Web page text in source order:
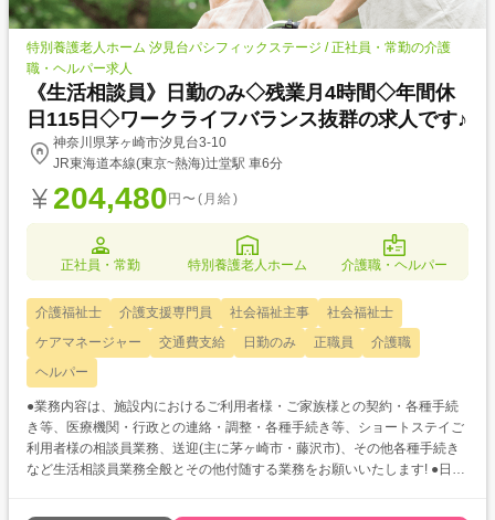
特別養護老人ホーム 汐見台パシフィックステージ / 正社員・常勤の介護
職・ヘルパー求人
《生活相談員》日勤のみ◇残業月4時間◇年間休
日115日◇ワークライフバランス抜群の求人です♪
神奈川県茅ヶ崎市汐見台3-10
JR東海道本線(東京~熱海)辻堂駅 車6分
204,480 円〜(月給)
正社員・常勤 特別養護老人ホーム 介護職・ヘルパー
介護福祉士 介護支援専門員 社会福祉主事
社会福祉士
ケアマネージャー
交通費支給 日勤のみ 正職員
介護職
ヘルパー
●業務内容は、施設内におけるご利用者様・ご家族様との契約・各種手続
き等、医療機関・行政との連絡・調整・各種手続き等、ショートステイご
利用者様の相談員業務、送迎(主に茅ヶ崎市・藤沢市)、その他各種手続き
など生活相談員業務全般とその他付随する業務をお願いいたします! ●日勤